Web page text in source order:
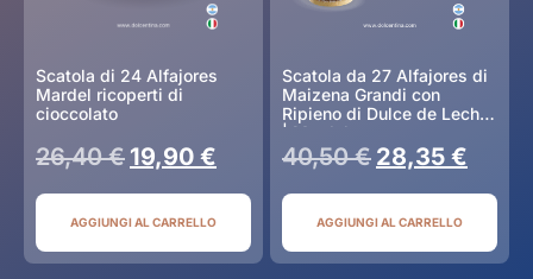
Scatola di 24 Alfajores
Mardel ricoperti di
cioccolato
26,40€ 19,90 €
AGGIUNGI AL CARRELLO
Scatola da 27 Alfajores di
Maizena Grandi con
Ripieno di Dulce de Leche
| Mardel
40,50€ 28,35 €
AGGIUNGI AL CARRELLO